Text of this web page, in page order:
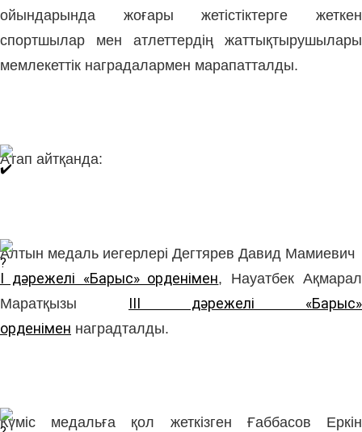
ойындарында жоғары жетістіктерге жеткен
спортшылар мен атлеттердің жаттықтырушылары
мемлекеттік наградалармен марапатталды.
Атап айтқанда:
Алтын медаль иегерлері Дегтярев Давид Мамиевич
І дәрежелі «Барыс» орденімен, Науатбек Ақмарал
Маратқызы
ІІІ дәрежелі «Барыс»
орденімен наградталды.
Күміс медальға қол жеткізген Ғаббасов Еркін